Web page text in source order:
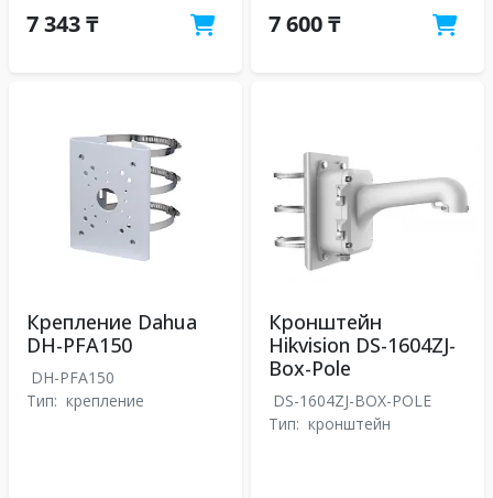
7 343 ₸ 7 600 ₸
Крепление Dahua
DH-PFA150
DH-PFA150
Тип: крепление
Кронштейн
Hikvision DS-1604ZJ-
Box-Pole
DS-1604ZJ-BOX-POLE
Тип: кронштейн